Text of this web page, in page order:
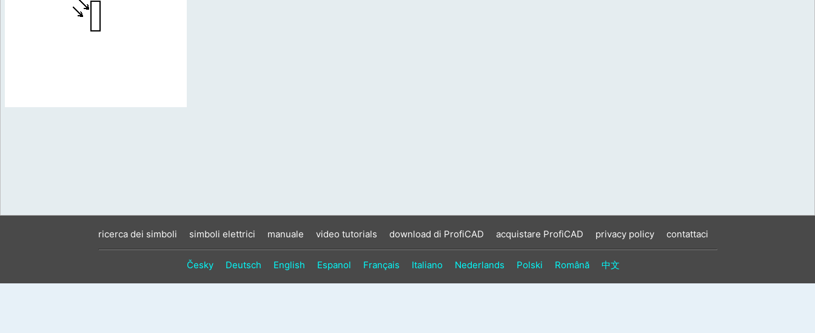
ricerca dei simboli simboli elettrici manuale video tutorials download di ProfiCAD acquistare ProfiCAD privacy policy contattaci
Česky Deutsch English Espanol Français Italiano Nederlands Polski Română 中文